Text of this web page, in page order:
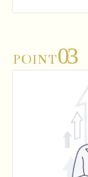
POINT03